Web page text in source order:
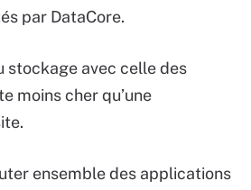
par DataCore.
stockage avec celle des
moins cher qu’une
ensemble des applications